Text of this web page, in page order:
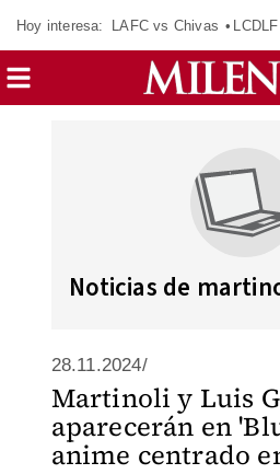
Hoy interesa: LAFC vs Chivas LCDLF
Noticias de
28.11.2024/
Martinoli y Luis
aparecerán en
anime centrado